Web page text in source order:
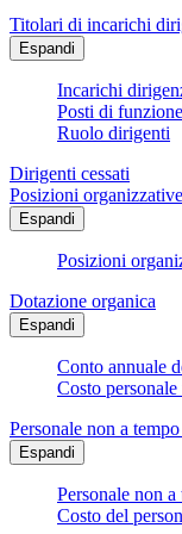
Titolari di incarichi
Espandi
Incarichi
Posti di
Ruolo dirigenti
Dirigenti cessati
Posizioni organizzative
Espandi
Posizioni
Dotazione organica
Espandi
Conto annuale
Costo
Personale non a
Espandi
Personale non
Costo del